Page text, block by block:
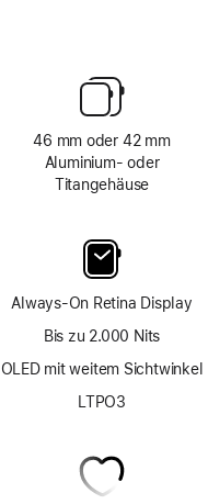
46 mm oder 42 mm
Aluminium‑ oder
Titangehäuse
Always-On Retina Display
Bis zu 2.000 Nits
OLED mit weitem Sichtwinkel
LTPO3